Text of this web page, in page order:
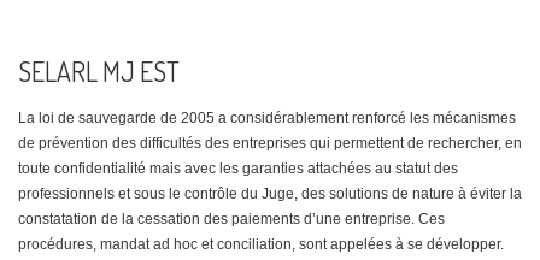
SELARL MJ EST
La loi de sauvegarde de 2005 a considérablement renforcé les mécanismes
de prévention des difficultés des entreprises qui permettent de rechercher, en
toute confidentialité mais avec les garanties attachées au statut des
professionnels et sous le contrôle du Juge, des solutions de nature à éviter la
constatation de la cessation des paiements d’une entreprise. Ces
procédures, mandat ad hoc et conciliation, sont appelées à se développer.